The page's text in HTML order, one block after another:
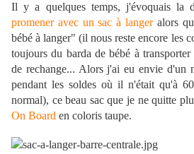
Il y a quelques temps, j'évoquais la
promener avec un sac à langeralors
bébé à langer" (il nous reste encore les
toujours du barda de bébé à
de rechange... Alors j'ai eu envie d'un
pendant les soldes où il n'était qu'à
normal), ce beau sac que je ne quitte
On Board en coloris taupe.